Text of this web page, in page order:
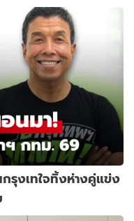
รุงเทใจทิ้งห่างคู่แข่ง